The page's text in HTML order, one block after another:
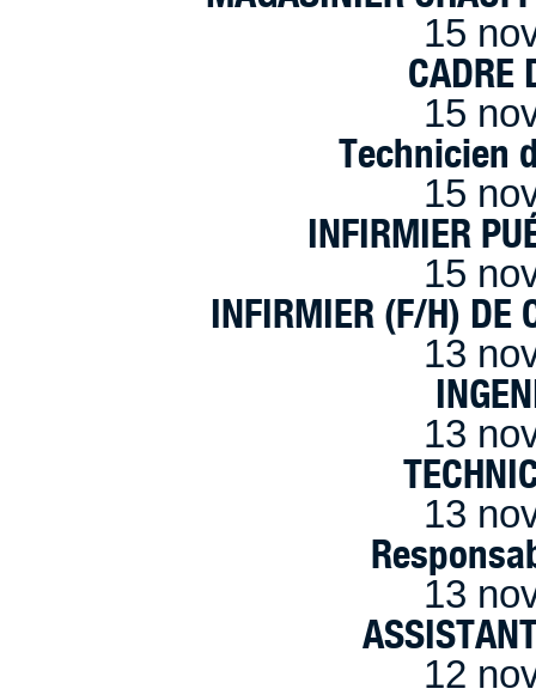
15
CADRE
15
Technicien
15
INFIRMIER
15
INFIRMIER (F/H) DE
13
13
13
13
12